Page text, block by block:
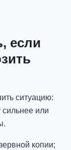
если
ситуацию:
сильнее или
копии;